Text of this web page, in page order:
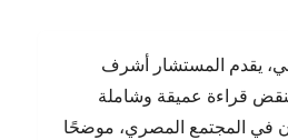
يقدم المستشار أشرف
قراءة عميقة وشاملة
في المجتمع المصري، موضحًا